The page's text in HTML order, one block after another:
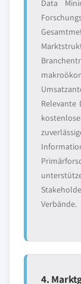
Data
Verbände.
4.